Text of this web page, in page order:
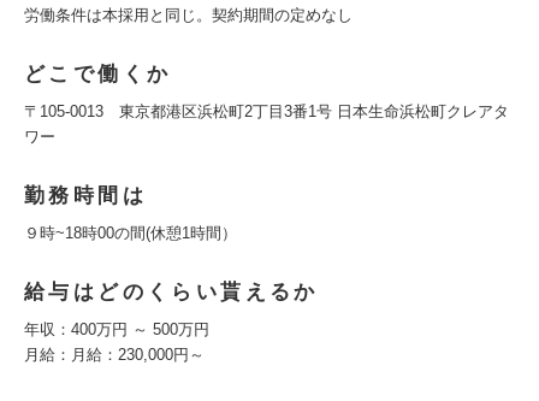
労働条件は本採用と同じ。契約期間の定めなし
どこで働くか
〒105-0013 東京都港区浜松町2丁目3番1号 日本生命浜松町クレアタ
ワー
勤務時間は
９時~18時00の間(休憩1時間）
給与はどのくらい貰えるか
年収：400万円 ～ 500万円
月給：月給：230,000円～